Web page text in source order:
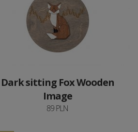
Dark sitting Fox Wooden
Image
89 PLN